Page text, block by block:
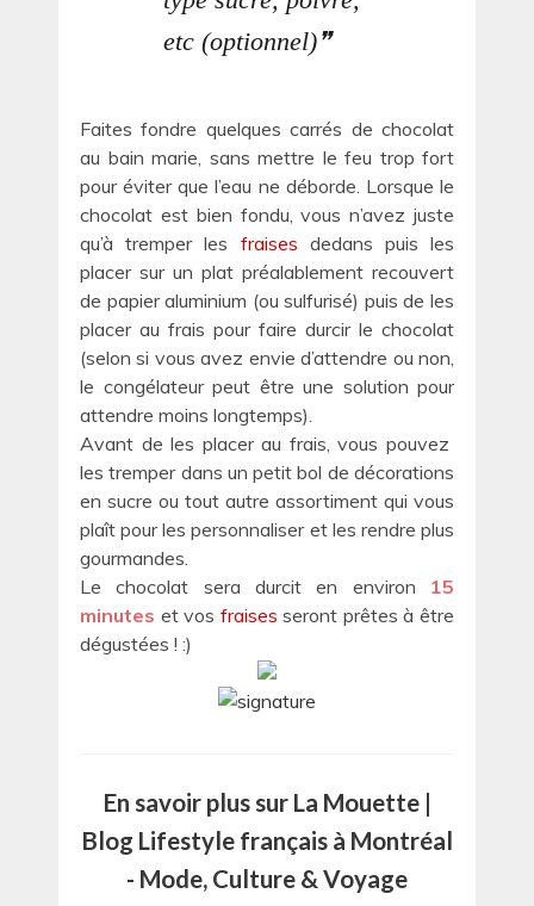
etc (optionnel)
Faites fondre quelques carrés de chocolat
au bain marie, sans mettre le feu trop fort
pour éviter que l’eau ne déborde. Lorsque le
chocolat est bien fondu, vous n’avez juste
qu’à tremper les fraises dedans puis les
placer sur un plat préalablement recouvert
de papier aluminium (ou sulfurisé) puis de les
placer au frais pour faire durcir le chocolat
(selon si vous avez envie d’attendre ou non,
le congélateur peut être une solution pour
attendre moins longtemps).
Avant de les placer au frais, vous pouvez
les tremper dans un petit bol de décorations
en sucre ou tout autre assortiment qui vous
plaît pour les personnaliser et les rendre plus
gourmandes.
Le chocolat sera durcit en environ 15
minutes et vos fraises seront prêtes à être
dégustées ! :)
En savoir plus sur La Mouette |
Blog Lifestyle français à Montréal
- Mode, Culture & Voyage